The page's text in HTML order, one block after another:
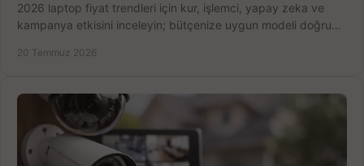
2026 laptop fiyat trendleri için kur, işlemci, yapay zeka ve
kampanya etkisini inceleyin; bütçenize uygun modeli doğru
20 Temmuz 2026